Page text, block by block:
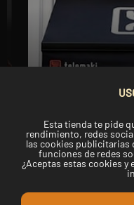
Telemaki
Via de Massagué,
Spain
Esta tienda te pide
rendimiento, redes
las cookies publicitarias
funciones de redes
¿Aceptas estas cookies y